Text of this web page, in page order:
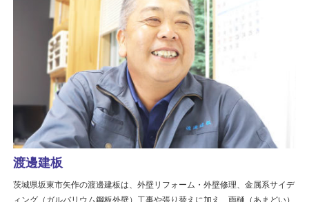
渡邊建板
茨城県坂東市矢作の渡邊建板は、外壁リフォーム・外壁修理、金属系サイデ
ィング（ガルバリウム鋼板外壁）工事や張り替えに加え、雨樋（あまどい）